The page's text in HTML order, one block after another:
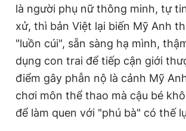
là người phụ nữ thông minh, tự
xử, thì bản Việt lại biến Mỹ Anh
"luồn cúi", sẵn sàng hạ mình,
dụng con trai để tiếp cận giới
điểm gây phẫn nộ là cảnh Mỹ
chơi môn thể thao mà cậu bé
để làm quen với "phú bà" có thế